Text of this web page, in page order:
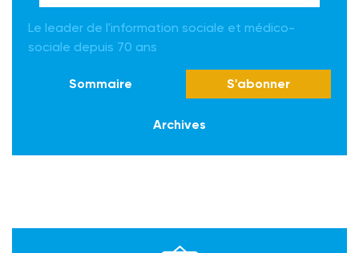
Le leader de l'information sociale et médico-
sociale depuis 70 ans
Sommaire S'abonner
Archives